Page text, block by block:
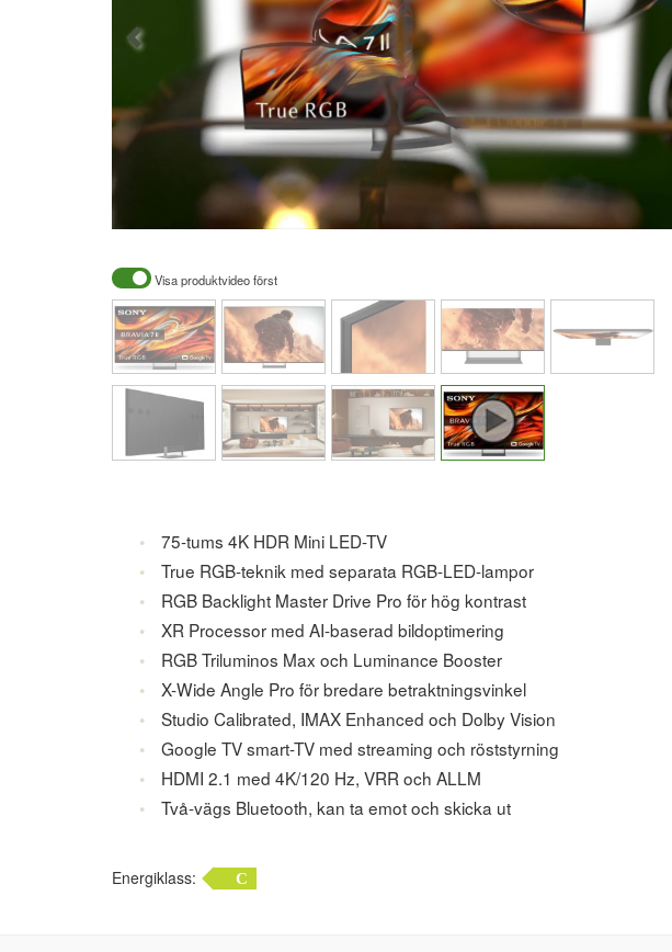
Visa produktvideo först
75-tums 4K HDR Mini LED-TV
True RGB-teknik med separata RGB-LED-lampor
RGB Backlight Master Drive Pro för hög kontrast
XR Processor med AI-baserad bildoptimering
RGB Triluminos Max och Luminance Booster
X-Wide Angle Pro för bredare betraktningsvinkel
Studio Calibrated, IMAX Enhanced och Dolby Vision
Google TV smart-TV med streaming och röststyrning
HDMI 2.1 med 4K/120 Hz, VRR och ALLM
Två-vägs Bluetooth, kan ta emot och skicka ut
Energiklass: C